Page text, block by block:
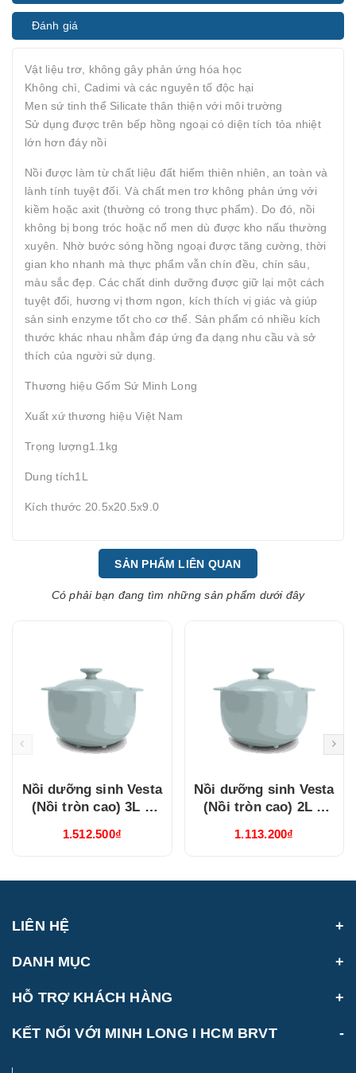
Đánh giá
Vật liệu trơ, không gây phản ứng hóa học
Không chì, Cadimi và các nguyên tố độc hại
Men sứ tinh thể Silicate thân thiện với môi trường
Sử dụng được trên bếp hồng ngoại có diện tích tỏa nhiệt
lớn hơn đáy nồi
Nồi được làm từ chất liệu đất hiếm thiên nhiên, an toàn và
lành tính tuyệt đối. Và chất men trơ không phản ứng với
kiềm hoặc axit (thường có trong thực phẩm). Do đó, nồi
không bị bong tróc hoặc nổ men dù được kho nấu thường
xuyên. Nhờ bước sóng hồng ngoại được tăng cường, thời
gian kho nhanh mà thực phẩm vẫn chín đều, chín sâu,
màu sắc đẹp. Các chất dinh dưỡng được giữ lại một cách
tuyệt đối, hương vị thơm ngon, kích thích vị giác và giúp
sản sinh enzyme tốt cho cơ thể. Sản phẩm có nhiều kích
thước khác nhau nhằm đáp ứng đa dạng nhu cầu và sở
thích của người sử dụng.
Thương hiệu Gốm Sứ Minh Long
Xuất xứ thương hiệu Việt Nam
Trọng lượng1.1kg
Dung tích1L
Kích thước 20.5x20.5x9.0
SẢN PHẨM LIÊN QUAN
Có phải bạn đang tìm những sản phẩm dưới đây
Nồi dưỡng sinh Vesta
(Nồi tròn cao) 3L +
Cook Xám 2
1.512.500₫
Nồi dưỡng sinh Vesta
(Nồi tròn cao) 2L +
Cook Xám 2
1.113.200₫
LIÊN HỆ
DANH MỤC
HỖ TRỢ KHÁCH HÀNG
KẾT NỐI VỚI MINH LONG I HCM BRVT